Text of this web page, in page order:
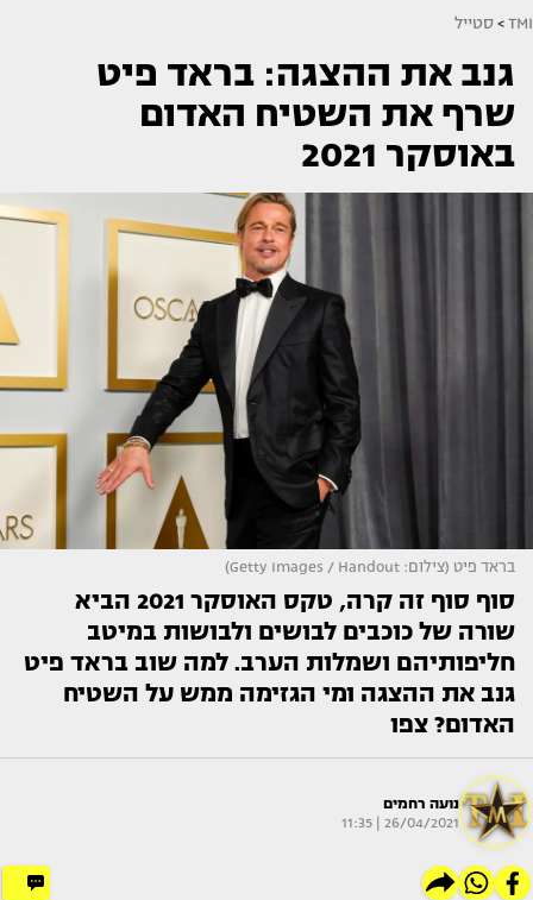
TMI
> סטייל
גנב את ההצגה: בראד פיט
שרף את השטיח האדום
באוסקר 2021
בראד פיט (צילום: Getty Images / Handout)
סוף סוף זה קרה, טקס האוסקר 2021 הביא
שורה של כוכבים לבושים ולבושות במיטב
חליפותיהם ושמלות הערב. למה שוב בראד פיט
גנב את ההצגה ומי הגזימה ממש על השטיח
האדום? צפו
נועה רחמים
26/04/2021 | 11:35